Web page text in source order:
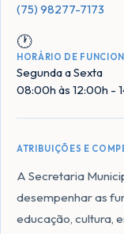
(75) 98277-7173
🕐
HORÁRIO DE
Segunda a Sexta
08:00h às 12:00h -
ATRIBUIÇÕES E
A Secretaria
desempenhar as
educação, cultura,